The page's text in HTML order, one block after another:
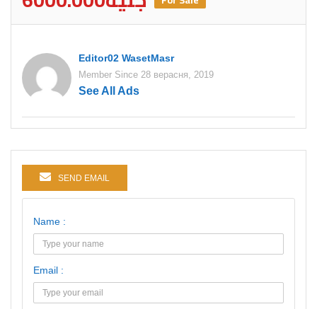
Editor02 WasetMasr
Member Since 28 верасня, 2019
See All Ads
SEND EMAIL
Name :
Email :